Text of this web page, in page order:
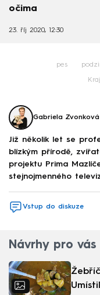
očima
23. říj 2020, 12:30
pes
Gabriela Zvonková
Již několik let se
blízkým přírodě,
projektu Prima
stejnojmenného
Vstup do diskuze
Návrhy pro vás